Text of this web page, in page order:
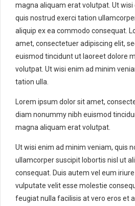
magna aliquam erat volutpat. Ut
quis nostrud exerci tation
aliquip ex ea commodo consequat.
amet, consectetuer adipiscing elit,
euismod tincidunt ut laoreet dolore
volutpat. Ut wisi enim ad minim
tation ulla.
Lorem ipsum dolor sit amet,
diam nonummy nibh euismod
magna aliquam erat volutpat.
Ut wisi enim ad minim veniam, quis
ullamcorper suscipit lobortis nisl ut
consequat. Duis autem vel eum
vulputate velit esse molestie
feugiat nulla facilisis at vero eros et